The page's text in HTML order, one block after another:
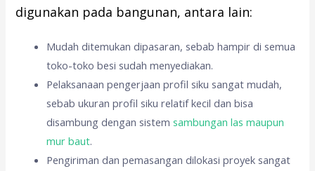
digunakan pada bangunan, antara lain:
Mudah ditemukan dipasaran, sebab hampir di semua
toko-toko besi sudah menyediakan.
Pelaksanaan pengerjaan profil siku sangat mudah,
sebab ukuran profil siku relatif kecil dan bisa
disambung dengan sistemsambungan las maupun
mur baut.
Pengiriman dan pemasangan dilokasi proyek sangat